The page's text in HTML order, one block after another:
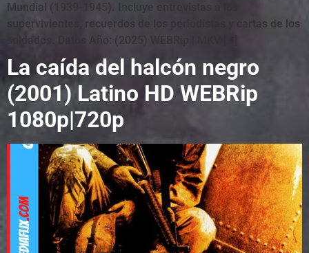
Mundial (1939-1945). Incluye entrevistas a los
supervivientes, recuerdos de los periodistas y cartas de los
soldados. Datos Año: (2025) WEBRip | MKV […]
La caída del halcón negro
(2001) Latino HD WEBRip
1080p|720p